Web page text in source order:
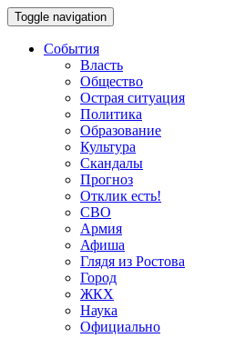
Toggle navigation
События
Власть
Общество
Острая ситуация
Политика
Образование
Культура
Скандалы
Прогноз
Отклик есть!
СВО
Армия
Афиша
Глядя из Ростова
Город
ЖКХ
Наука
Официально